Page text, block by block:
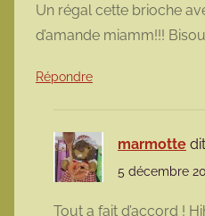
Un régal cette brioche
d’amande miamm!!!
Répondre
marmotte
5 décembre
Tout a fait d’accord !